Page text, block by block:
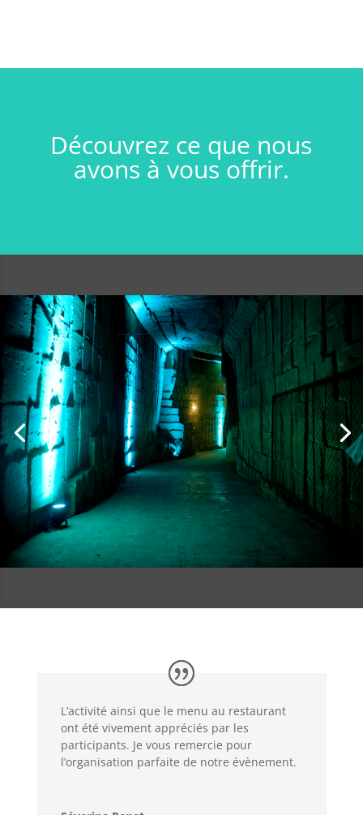
Découvrez ce que nous
avons à vous offrir.
L’activité ainsi que le menu au restaurant
ont été vivement appréciés par les
participants. Je vous remercie pour
l’organisation parfaite de notre évènement.